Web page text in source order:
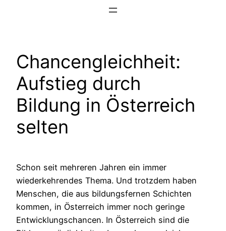
Chancengleichheit:
Aufstieg durch
Bildung in Österreich
selten
Schon seit mehreren Jahren ein immer
wiederkehrendes Thema. Und trotzdem haben
Menschen, die aus bildungsfernen Schichten
kommen, in Österreich immer noch geringe
Entwicklungschancen. In Österreich sind die